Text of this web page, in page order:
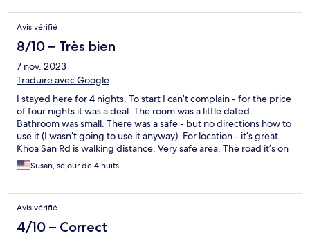
Family which is nearby and also a hidden gem! Everything was
great I’ll stay there again on my way back out of Thailand at the
end of this trip.
Avis vérifié
8/10 – Très bien
7 nov. 2023
Traduire avec Google
I stayed here for 4 nights. To start I can’t complain - for the price
of four nights it was a deal. The room was a little dated.
Bathroom was small. There was a safe - but no directions how to
use it (I wasn’t going to use it anyway). For location - it’s great.
Khoa San Rd is walking distance. Very safe area. The road it’s on
may seem a little sketchy but it’s very safe. The hotel entrance is
what sold me - the greenery and the atmosphere was great!
Susan, séjour de 4 nuits
Avis vérifié
4/10 – Correct